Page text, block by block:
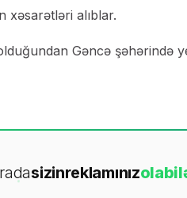
xəsarətləri alıblar.
Gəncə şəhərində
sizinreklamınızola